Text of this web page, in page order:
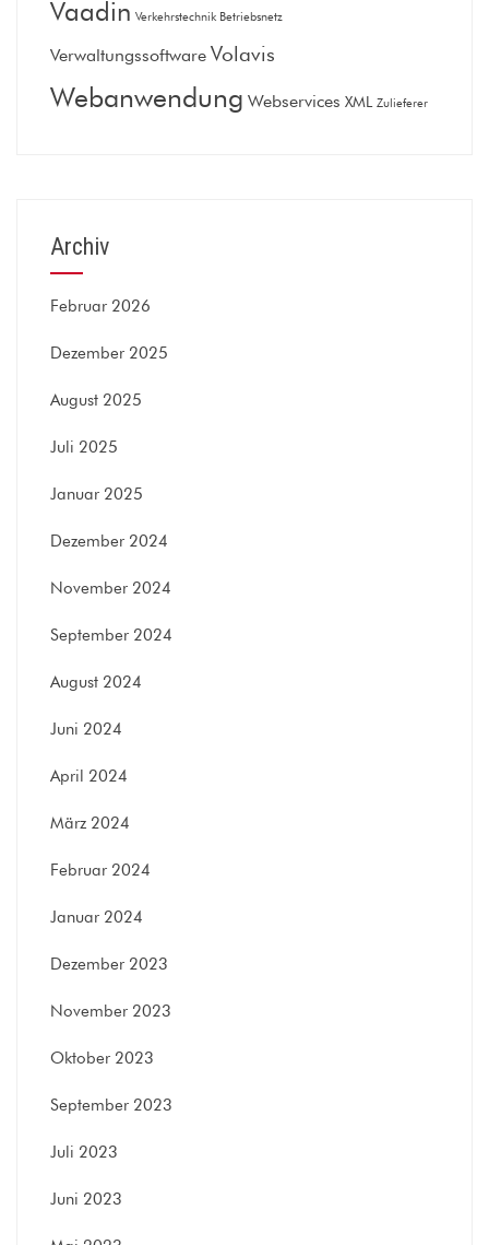
Vaadin Verkehrstechnik Betriebsnetz
Verwaltungssoftware Volavis
Webanwendung Webservices XML Zulieferer
Archiv
Februar 2026
Dezember 2025
August 2025
Juli 2025
Januar 2025
Dezember 2024
November 2024
September 2024
August 2024
Juni 2024
April 2024
März 2024
Februar 2024
Januar 2024
Dezember 2023
November 2023
Oktober 2023
September 2023
Juli 2023
Juni 2023